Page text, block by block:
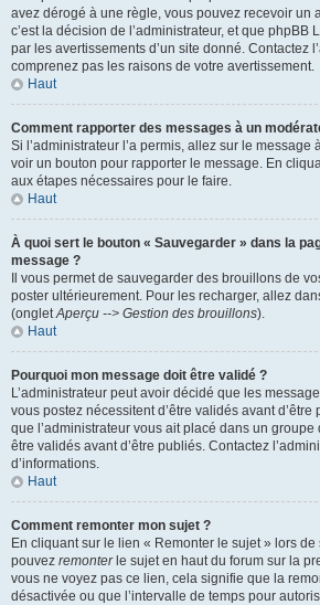
avez dérogé à une règle, vous pouvez recevoir un
c’est la décision de l’administrateur, et que phpBB
par les avertissements d’un site donné. Contactez
comprenez pas les raisons de votre avertissement.
Haut
Comment rapporter des messages à un
Si l’administrateur l’a permis, allez sur le message
voir un bouton pour rapporter le message. En
aux étapes nécessaires pour le faire.
Haut
À quoi sert le bouton « Sauvegarder » dans la
message ?
Il vous permet de sauvegarder des brouillons de
poster ultérieurement. Pour les recharger, allez
(ongletAperçu --> Gestion des brouillons).
Haut
Pourquoi mon message doit être validé ?
L’administrateur peut avoir décidé que les
vous postez nécessitent d’être validés avant
que l’administrateur vous ait placé dans un
être validés avant d’être publiés. Contactez
d’informations.
Haut
Comment remonter mon sujet ?
En cliquant sur le lien « Remonter le sujet » lors
pouvez remonterle sujet en haut du forum sur la
vous ne voyez pas ce lien, cela signifie que la
désactivée ou que l’intervalle de temps pour